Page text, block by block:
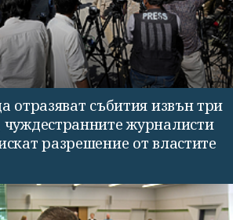
отразяват събития извън три
чуждестранните журналисти
разрешение от властите